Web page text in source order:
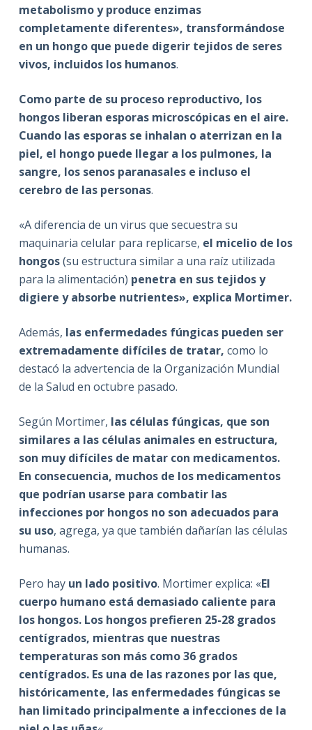
metabolismo y produce enzimas
completamente diferentes», transformándose
en un hongo que puede digerir tejidos de seres
vivos, incluidos los humanos.
Como parte de su proceso reproductivo, los
hongos liberan esporas microscópicas en el aire.
Cuando las esporas se inhalan o aterrizan en la
piel, el hongo puede llegar a los pulmones, la
sangre, los senos paranasales e incluso el
cerebro de las personas.
«A diferencia de un virus que secuestra su
maquinaria celular para replicarse, el micelio de los
hongos(su estructura similar a una raíz utilizada
para la alimentación) penetra en sus tejidos y
digiere y absorbe nutrientes», explica Mortimer.
Además, las enfermedades fúngicas pueden ser
extremadamente difíciles de tratar, como lo
destacó la advertencia de la Organización Mundial
de la Salud en octubre pasado.
Según Mortimer, las células fúngicas, que son
similares a las células animales en estructura,
son muy difíciles de matar con medicamentos.
En consecuencia, muchos de los medicamentos
que podrían usarse para combatir las
infecciones por hongos no son adecuados para
su uso, agrega, ya que también dañarían las células
humanas.
Pero hay un lado positivo. Mortimer explica: «El
cuerpo humano está demasiado caliente para
los hongos. Los hongos prefieren 25-28 grados
centígrados, mientras que nuestras
temperaturas son más como 36 grados
centígrados. Es una de las razones por las que,
históricamente, las enfermedades fúngicas se
han limitado principalmente a infecciones de la